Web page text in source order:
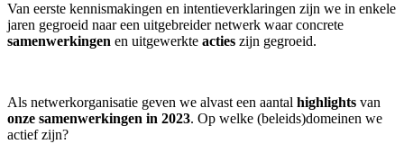
Van eerste kennismakingen en intentieverklaringen zijn we in enkele
jaren gegroeid naar een uitgebreider netwerk waar concrete
samenwerkingen en uitgewerkte acties zijn gegroeid.
Als netwerkorganisatie geven we alvast een aantal highlights van
onze samenwerkingen in 2023. Op welke (beleids)domeinen we
actief zijn?